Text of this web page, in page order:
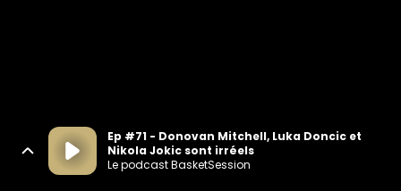
Ep #71 - Donovan Mitchell, Luka Doncic et
Nikola Jokic sont irréels
Le podcast BasketSession